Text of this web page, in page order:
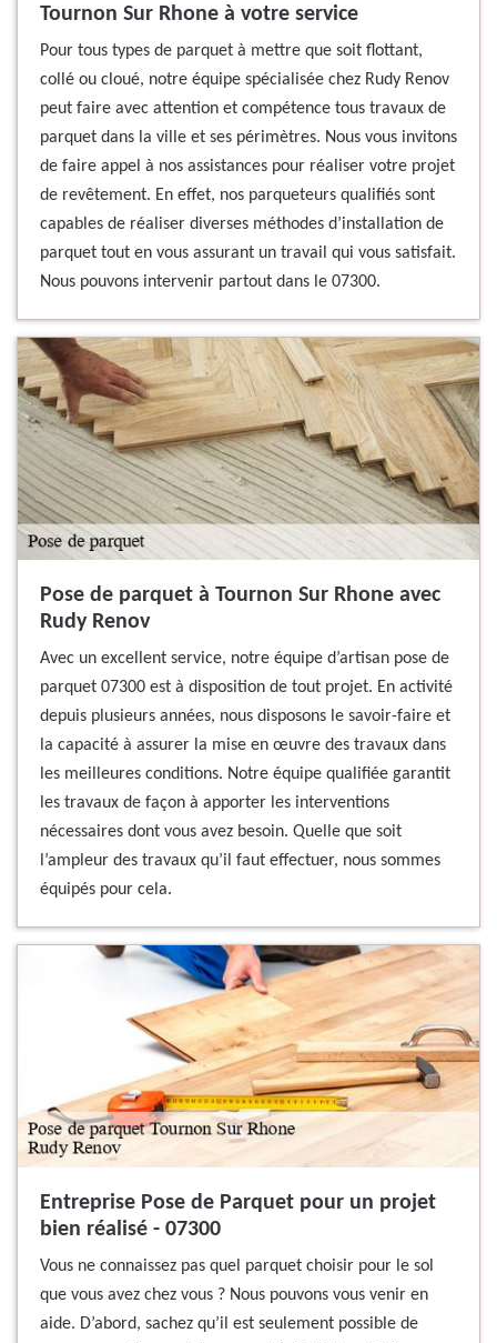
Tournon Sur Rhone à votre service
Pour tous types de parquet à mettre que soit flottant,
collé ou cloué, notre équipe spécialisée chez Rudy Renov
peut faire avec attention et compétence tous travaux de
parquet dans la ville et ses périmètres. Nous vous invitons
de faire appel à nos assistances pour réaliser votre projet
de revêtement. En effet, nos parqueteurs qualifiés sont
capables de réaliser diverses méthodes d’installation de
parquet tout en vous assurant un travail qui vous satisfait.
Nous pouvons intervenir partout dans le 07300.
Pose de parquet à Tournon Sur Rhone avec
Rudy Renov
Avec un excellent service, notre équipe d’artisan pose de
parquet 07300 est à disposition de tout projet. En activité
depuis plusieurs années, nous disposons le savoir-faire et
la capacité à assurer la mise en œuvre des travaux dans
les meilleures conditions. Notre équipe qualifiée garantit
les travaux de façon à apporter les interventions
nécessaires dont vous avez besoin. Quelle que soit
l’ampleur des travaux qu’il faut effectuer, nous sommes
équipés pour cela.
Entreprise Pose de Parquet pour un projet
bien réalisé - 07300
Vous ne connaissez pas quel parquet choisir pour le sol
que vous avez chez vous ? Nous pouvons vous venir en
aide. D’abord, sachez qu’il est seulement possible de